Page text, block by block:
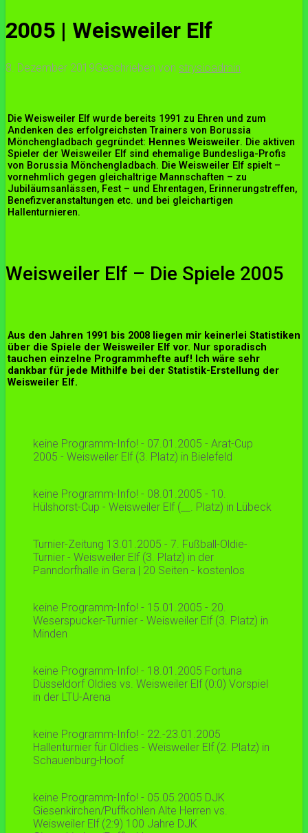
2005 | Weisweiler Elf
8. Dezember 2019Geschrieben von strysioadmin
Die Weisweiler Elf wurde bereits 1991 zu Ehren und zum
Andenken des erfolgreichsten Trainers von Borussia
Mönchengladbach gegründet: Hennes Weisweiler. Die aktiven
Spieler der Weisweiler Elf sind ehemalige Bundesliga-Profis
von Borussia Mönchengladbach. Die Weisweiler Elf spielt –
vornehmlich gegen gleichaltrige Mannschaften – zu
Jubiläumsanlässen, Fest – und Ehrentagen, Erinnerungstreffen,
Benefizveranstaltungen etc. und bei gleichartigen
Hallenturnieren.
Weisweiler Elf – Die Spiele 2005
Aus den Jahren 1991 bis 2008 liegen mir keinerlei Statistiken
über die Spiele der Weisweiler Elf vor. Nur sporadisch
tauchen einzelne Programmhefte auf! Ich wäre sehr
dankbar für jede Mithilfe bei der Statistik-Erstellung der
Weisweiler Elf.
keine Programm-Info! - 07.01.2005 - Arat-Cup
2005 - Weisweiler Elf (3. Platz) in Bielefeld
keine Programm-Info! - 08.01.2005 - 10.
Hülshorst-Cup - Weisweiler Elf (__. Platz) in Lübeck
Turnier-Zeitung 13.01.2005 - 7. Fußball-Oldie-
Turnier - Weisweiler Elf (3. Platz) in der
Panndorfhalle in Gera | 20 Seiten - kostenlos
keine Programm-Info! - 15.01.2005 - 20.
Weserspucker-Turnier - Weisweiler Elf (3. Platz) in
Minden
keine Programm-Info! - 18.01.2005 Fortuna
Düsseldorf Oldies vs. Weisweiler Elf (0:0) Vorspiel
in der LTU-Arena
keine Programm-Info! - 22.-23.01.2005
Hallenturnier für Oldies - Weisweiler Elf (2. Platz) in
Schauenburg-Hoof
keine Programm-Info! - 05.05.2005 DJK
Giesenkirchen/Puffkohlen Alte Herren vs.
Weisweiler Elf (2:9) 100 Jahre DJK